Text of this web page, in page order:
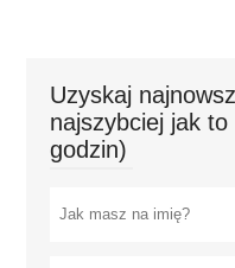
Uzyskaj
najszybciej jak
godzin)